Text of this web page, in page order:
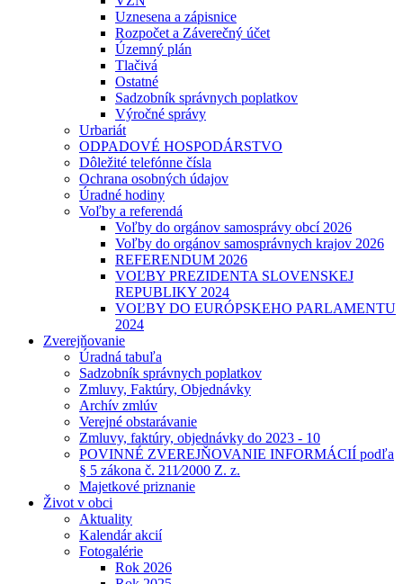
Uznesena a zápisnice
Rozpočet a Záverečný účet
Územný plán
Tlačivá
Ostatné
Sadzobník správnych poplatkov
Výročné správy
Urbariát
ODPADOVÉ HOSPODÁRSTVO
Dôležité telefónne čísla
Ochrana osobných údajov
Úradné hodiny
Voľby a referendá
Voľby do orgánov samosprávy obcí 2026
Voľby do orgánov samosprávnych krajov 2026
REFERENDUM 2026
VOĽBY PREZIDENTA SLOVENSKEJ
REPUBLIKY 2024
VOĽBY DO EURÓPSKEHO PARLAMENTU
2024
Zverejňovanie
Úradná tabuľa
Sadzobník správnych poplatkov
Zmluvy, Faktúry, Objednávky
Archív zmlúv
Verejné obstarávanie
Zmluvy, faktúry, objednávky do 2023 - 10
POVINNÉ ZVEREJŇOVANIE INFORMÁCIÍ podľa
§ 5 zákona č. 211⁄2000 Z. z.
Majetkové priznanie
Život v obci
Aktuality
Kalendár akcií
Fotogalérie
Rok 2026